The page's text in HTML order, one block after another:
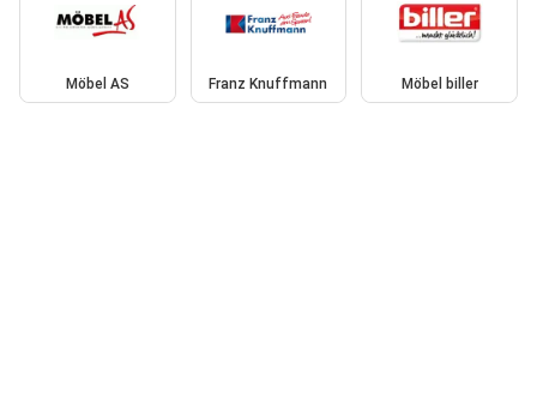
Möbel AS Franz Knuffmann Möbel biller